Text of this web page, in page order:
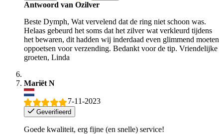
Antwoord van Ozilver
Beste Dymph, Wat vervelend dat de ring niet schoon was.
Helaas gebeurd het soms dat het zilver wat verkleurd tijdens
het bewaren, dit hadden wij inderdaad even glimmend moeten
oppoetsen voor verzending. Bedankt voor de tip. Vriendelijke
groeten, Linda
Mariët N
7-11-2023
Geverifieerd
Goede kwaliteit, erg fijne (en snelle) service!